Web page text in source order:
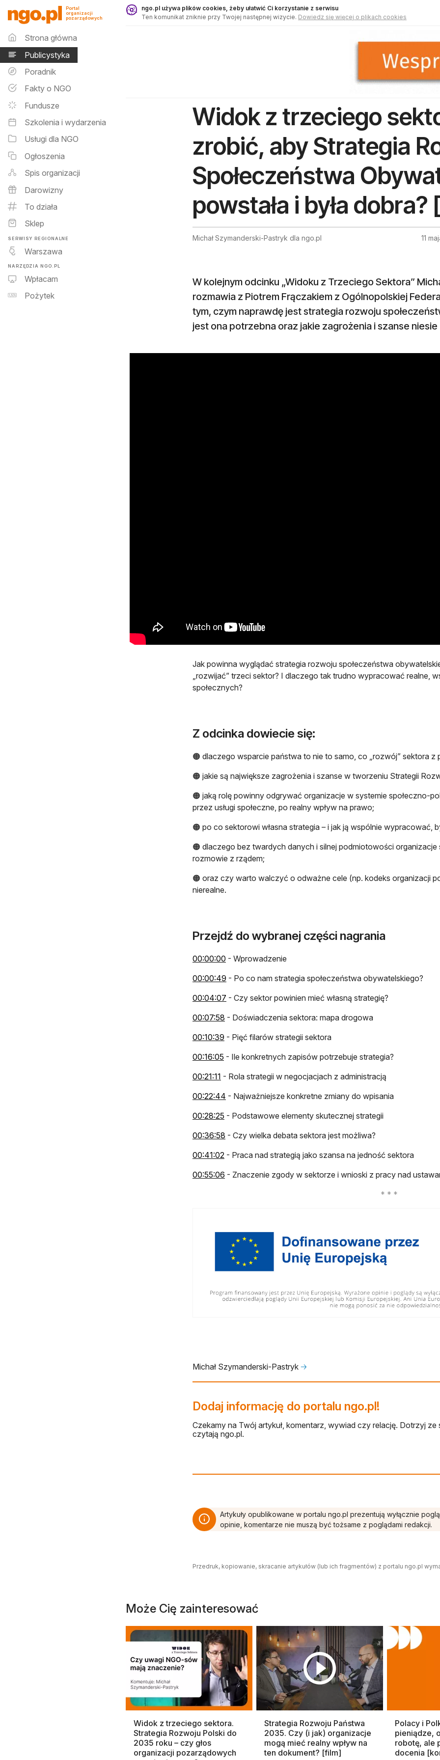
Publicystyka - ngo.pl
Portal
organizacji
pozarządowych
Menu główne
Strona główna
Publicystyka
Poradnik
Fakty o NGO
Fundusze
Szkolenia i wydarzenia
Usługi dla NGO
Ogłoszenia
Spis organizacji
Darowizny
To działa
Sklep
SERWISY REGIONALNE
Warszawa
NARZĘDZIA NGO.PL
Wpłacam
Pożytek
ngo.pl używa plików cookies, żeby ułatwić Ci korzystanie z serwisu
Ten komunikat zniknie przy Twojej następnej wizycie. Dowiedz się więcej o plikach cookies
Widok z trzeciego
zrobić, aby Strategia
Społeczeństwa
powstała i była
Michał Szymanderski-Pastryk dla ngo.pl 11
W kolejnym odcinku „Widoku z Trzeciego Sektora”
rozmawia z Piotrem Frączakiem z Ogólnopolskiej
tym, czym naprawdę jest strategia rozwoju
jest ona potrzebna oraz jakie zagrożenia i szanse
Jak powinna wyglądać strategia rozwoju społeczeństwa
„rozwijać” trzeci sektor? I dlaczego tak trudno wypracować realne,
społecznych?
Z odcinka dowiecie się:
🟠 dlaczego wsparcie państwa to nie to samo, co „rozwój” sektora z
🟠 jakie są największe zagrożenia i szanse w tworzeniu Strategii
🟠 jaką rolę powinny odgrywać organizacje w systemie społeczno-
przez usługi społeczne, po realny wpływ na prawo;
🟠 po co sektorowi własna strategia – i jak ją wspólnie wypracować,
🟠 dlaczego bez twardych danych i silnej podmiotowości organizacje
rozmowie z rządem;
🟠 oraz czy warto walczyć o odważne cele (np. kodeks organizacji
nierealne.
Przejdź do wybranej części nagrania
00:00:00 otwiera się w nowej karcie
- Wprowadzenie
00:00:49 otwiera się w nowej karcie
- Po co nam strategia społeczeństwa obywatelskiego?
00:04:07 otwiera się w nowej karcie
- Czy sektor powinien mieć własną strategię?
00:07:58 otwiera się w nowej karcie
- Doświadczenia sektora: mapa drogowa
00:10:39 otwiera się w nowej karcie
- Pięć filarów strategii sektora
00:16:05 otwiera się w nowej karcie
- Ile konkretnych zapisów potrzebuje strategia?
00:21:11 otwiera się w nowej karcie
- Rola strategii w negocjacjach z administracją
00:22:44 otwiera się w nowej karcie
- Najważniejsze konkretne zmiany do wpisania
00:28:25 otwiera się w nowej karcie
- Podstawowe elementy skutecznej strategii
00:36:58 otwiera się w nowej karcie
- Czy wielka debata sektora jest możliwa?
00:41:02 otwiera się w nowej karcie
- Praca nad strategią jako szansa na jedność sektora
00:55:06 otwiera się w nowej karcie
- Znaczenie zgody w sektorze i wnioski z pracy nad
Michał Szymanderski-Pastryk 🡢
Dodaj informację do portalu ngo.pl!
Czekamy na Twój artykuł, komentarz, wywiad czy relację. Dotrzyj
czytają ngo.pl.
Artykuły opublikowane w portalu ngo.pl prezentują wyłącznie
opinie, komentarze nie muszą być tożsame z poglądami redakcji.
Przedruk, kopiowanie, skracanie artykułów (lub ich fragmentów) z portalu ngo.pl
Może Cię zainteresować
Widok z trzeciego sektora.
Strategia Rozwoju Polski do
2035 roku – czy głos
organizacji pozarządowych
Strategia Rozwoju Państwa
2035. Czy (i jak) organizacje
mogą mieć realny wpływ na
ten dokument? [film]
Polacy i
pieniądze,
robotę, ale
docenia